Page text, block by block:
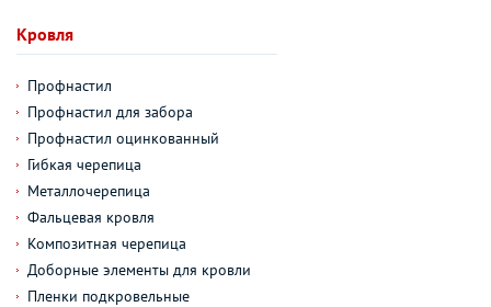
Кровля
Профнастил
Профнастил для забора
Профнастил оцинкованный
Гибкая черепица
Металлочерепица
Фальцевая кровля
Композитная черепица
Доборные элементы для кровли
Пленки подкровельные